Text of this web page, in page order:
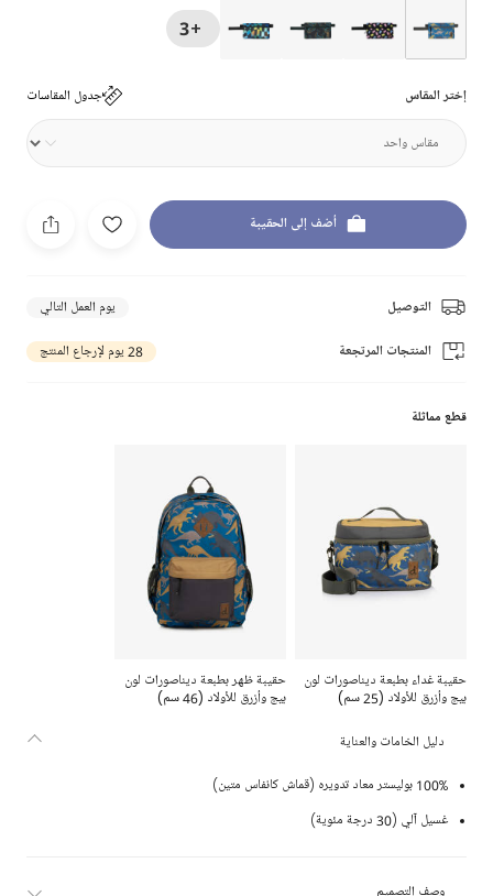
+3
إختر المقاس جدول المقاسات
أضف إلى الحقيبة
التوصيل يوم العمل التالي
المنتجات المرتجعة 28 يوم لإرجاع المنتج
قطع مماثلة
حقيبة غداء بطبعة ديناصورات لون
بيج وأزرق للأولاد (25 سم)
حقيبة ظهر بطبعة ديناصورات لون
بيج وأزرق للأولاد (46 سم)
دليل الخامات والعناية
100% بوليستر معاد تدويره (قماش كانفاس متين)
غسيل آلي (30 درجة مئوية)
وصف التصميم